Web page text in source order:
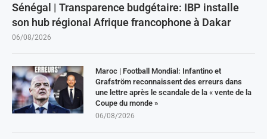
Sénégal | Transparence budgétaire: IBP installe
son hub régional Afrique francophone à Dakar
06/08/2026
Maroc | Football Mondial: Infantino et
Grafström reconnaissent des erreurs dans
une lettre après le scandale de la « vente de la
Coupe du monde »
06/08/2026